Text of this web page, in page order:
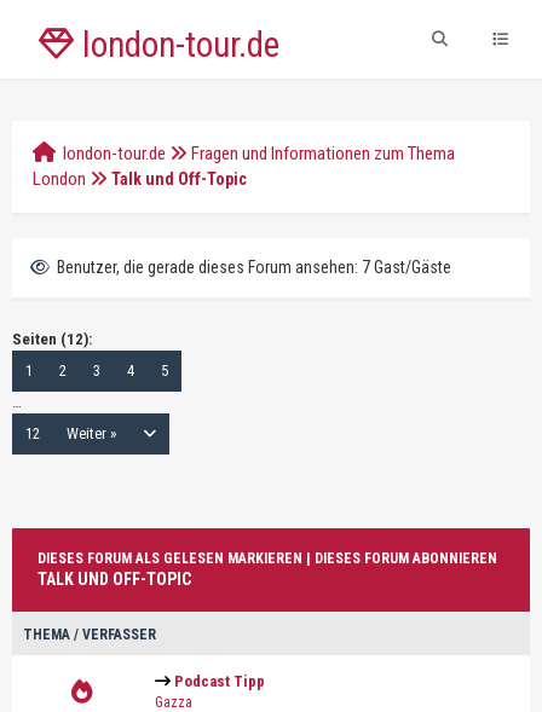
london-tour.de
london-tour.de
Fragen und Informationen zum Thema
London
Talk und Off-Topic
Benutzer, die gerade dieses Forum ansehen: 7 Gast/Gäste
Seiten (12):
1
2 3 4
5
…
12
Weiter »
DIESES FORUM ALS GELESEN MARKIEREN DIESES FORUM ABONNIEREN
TALK UND OFF-TOPIC
THEMA / VERFASSER
Podcast Tipp
Gazza